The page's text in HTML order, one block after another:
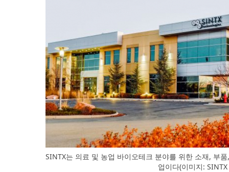
SINTX는 의료 및 농업 바이오테크 분야를 위한 소재, 부
업이다(이미지: